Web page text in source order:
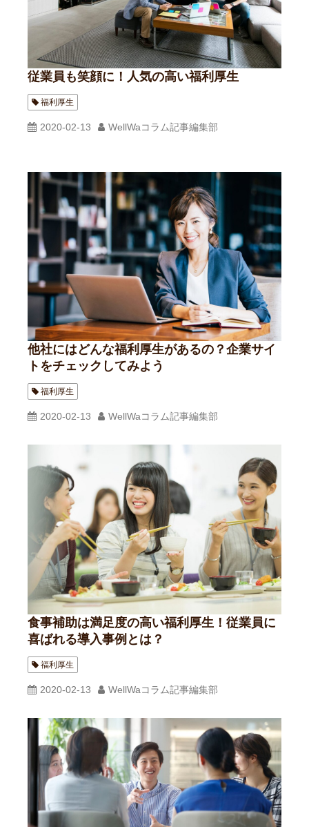
従業員も笑顔に！人気の高い福利厚生
福利厚生
2020-02-13 WellWaコラム記事編集部
他社にはどんな福利厚生があるの？企業サイ
トをチェックしてみよう
福利厚生
2020-02-13 WellWaコラム記事編集部
食事補助は満足度の高い福利厚生！従業員に
喜ばれる導入事例とは？
福利厚生
2020-02-13 WellWaコラム記事編集部